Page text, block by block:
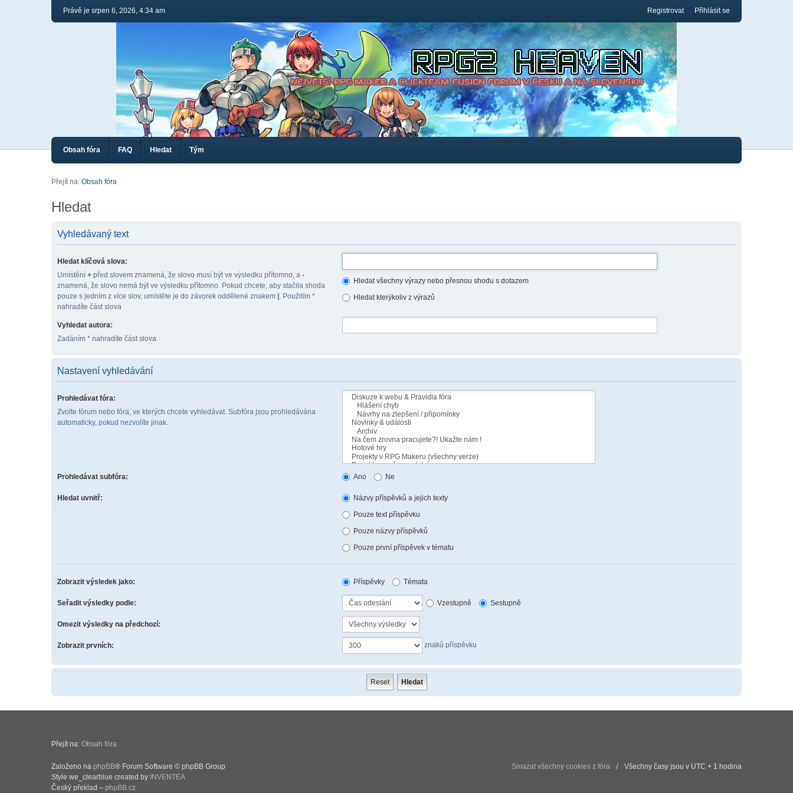
Právě je srpen 6, 2026, 4:34 am Registrovat Přihlásit se
Obsah fóra FAQ Hledat Tým
Přejít na: Obsah fóra
Hledat
Vyhledávaný text
Hledat klíčová slova:
Umístění + před slovem znamená, že slovo musí být ve výsledku přítomno, a -
znamená, že slovo nemá být ve výsledku přítomno. Pokud chcete, aby stačila shoda
pouze s jedním z více slov, umístěte je do závorek oddělené znakem . Použitím *
nahradíte část slova
Hledat všechny výrazy nebo přesnou shodu s dotazem
Hledat kterýkoliv z výrazů
Vyhledat autora:
Zadáním * nahradíte část slova
Nastavení vyhledávání
Prohledávat fóra:
Zvolte fórum nebo fóra, ve kterých chcete vyhledávat. Subfóra jsou prohledávána
automaticky, pokud nezvolíte jinak.
Prohledávat subfóra: Ano Ne
Hledat uvnitř:
Názvy příspěvků a jejich texty
Pouze text příspěvku
Pouze názvy příspěvků
Pouze první příspěvek v tématu
Zobrazit výsledek jako: Příspěvky Témata
Seřadit výsledky podle: Vzestupně Sestupně
Omezit výsledky na předchozí:
Zobrazit prvních: znaků příspěvku
Přejít na: Obsah fóra
Smazat všechny cookies z fóra Všechny časy jsou v UTC + 1 hodina
Založeno na phpBB® Forum Software © phpBB Group
Style we_clearblue created by INVENTEA
Český překlad – phpBB.cz